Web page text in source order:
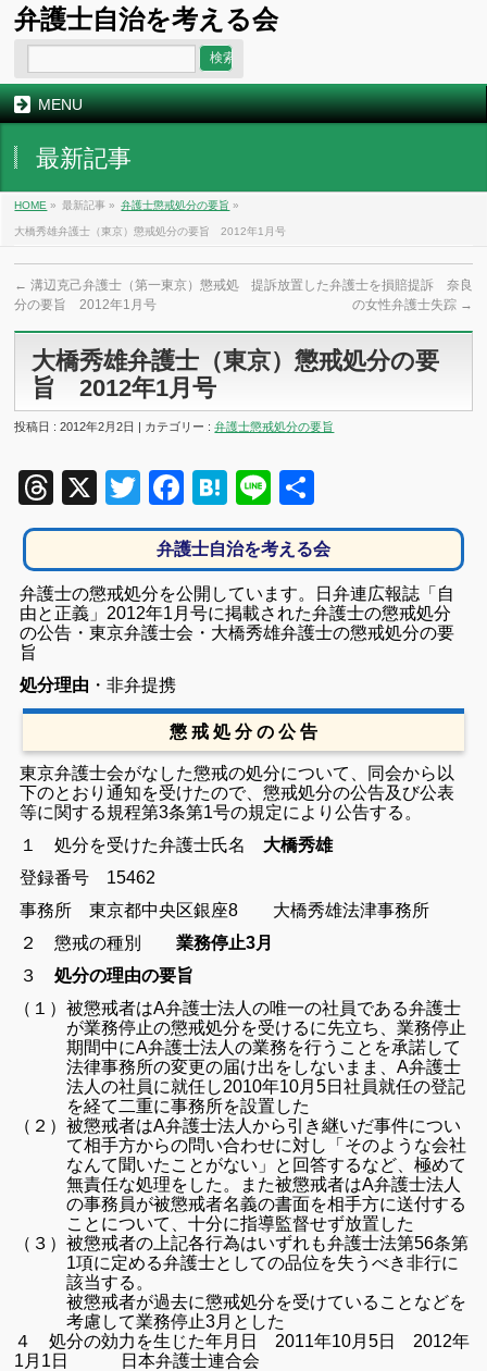
弁護士自治を考える会
MENU
最新記事
HOME » 最新記事 » 弁護士懲戒処分の要旨 »
大橋秀雄弁護士（東京）懲戒処分の要旨 2012年1月号
← 溝辺克己弁護士（第一東京）懲戒処
分の要旨 2012年1月号
提訴放置した弁護士を損賠提訴 奈良
の女性弁護士失踪 →
大橋秀雄弁護士（東京）懲戒処分の要
旨 2012年1月号
投稿日 : 2012年2月2日 | カテゴリー :弁護士懲戒処分の要旨
Threads
X TwitterFacebook
Hatena
Line
有
弁護士自治を考える会
弁護士の懲戒処分を公開しています。日弁連広報誌「自
由と正義」2012年1月号に掲載された弁護士の懲戒処分
の公告・東京弁護士会・大橋秀雄弁護士の懲戒処分の要
旨
処分理由 ・非弁提携
懲 戒 処 分 の 公 告
東京弁護士会がなした懲戒の処分について、同会から以
下のとおり通知を受けたので、懲戒処分の公告及び公表
等に関する規程第3条第1号の規定により公告する。
１ 処分を受けた弁護士氏名
大橋秀雄
登録番号 15462
事務所東京都中央区銀座8 大橋秀雄法津事務所
２ 懲戒の種別
業務停止3月
３処分の理由の要旨
（１）被懲戒者はA弁護士法人の唯一の社員である弁護士
が業務停止の懲戒処分を受けるに先立ち、業務停止
期間中にA弁護士法人の業務を行うことを承諾して
法律事務所の変更の届け出をしないまま、A弁護士
法人の社員に就任し2010年10月5日社員就任の登記
を経て二重に事務所を設置した
（２）被懲戒者はA弁護士法人から引き継いだ事件につい
て相手方からの問い合わせに対し「そのような会社
なんて聞いたことがない」と回答するなど、極めて
無責任な処理をした。また被懲戒者はA弁護士法人
の事務員が被懲戒者名義の書面を相手方に送付する
ことについて、十分に指導監督せず放置した
（３）被懲戒者の上記各行為はいずれも弁護士法第56条第
1項に定める弁護士としての品位を失うべき非行に
該当する。
被懲戒者が過去に懲戒処分を受けていることなどを
考慮して業務停止3月とした
４ 処分の効力を生じた年月日
2011年10月5日 2012年
1 月 1 日 日本弁護士連合会